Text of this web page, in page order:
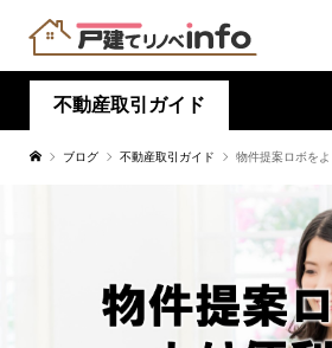
不動産取引ガイド
ブログ 不動産取引ガイド 物件提案ロボを